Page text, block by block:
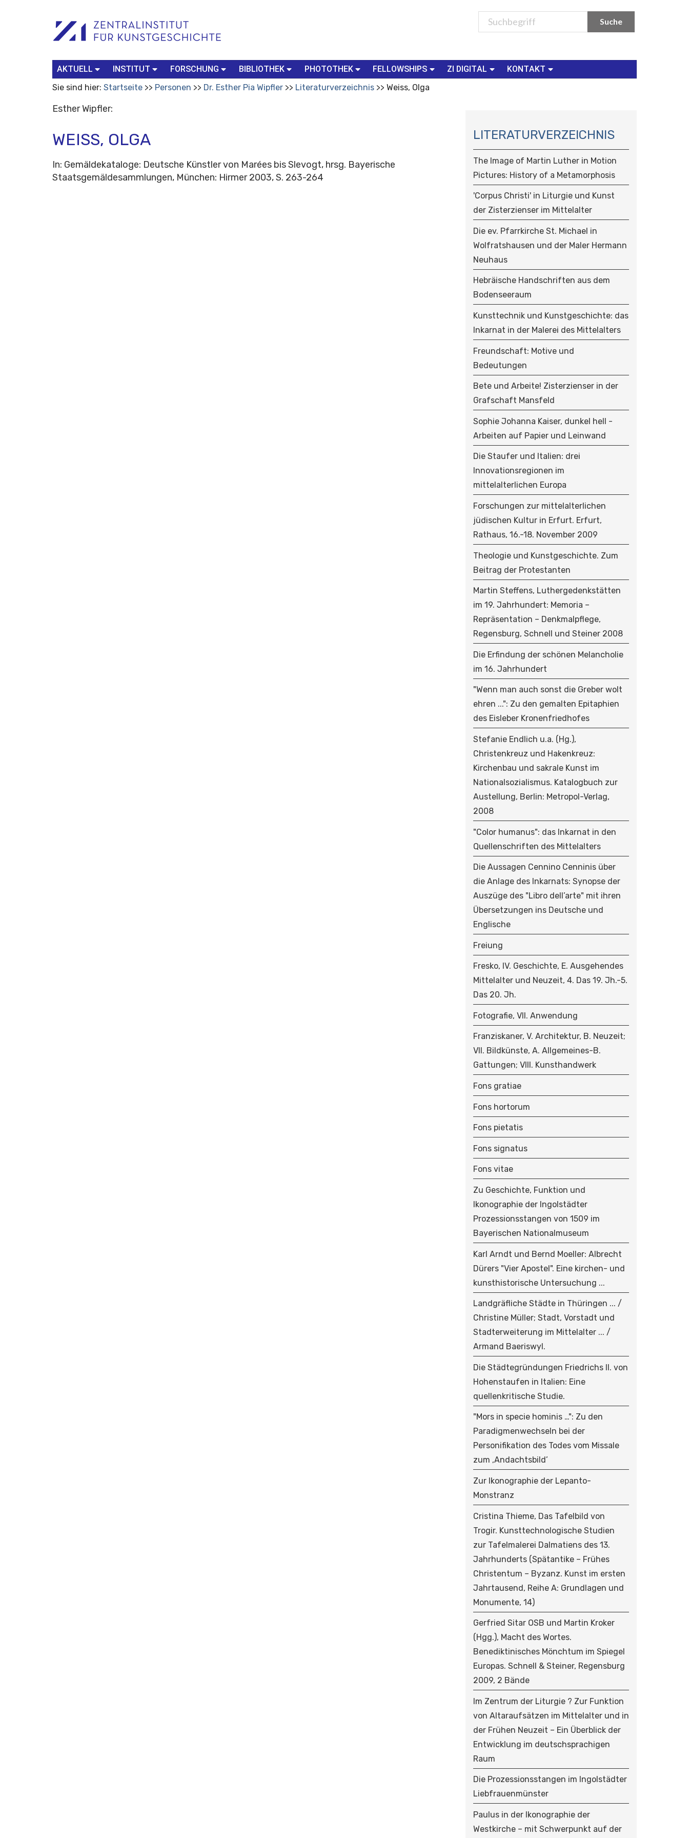
Werkzeuge
Search…
AKTUELL INSTITUT FORSCHUNG BIBLIOTHEK PHOTOTHEK FELLOWSHIPS ZI DIGITAL
KONTAKT
Sie sind hier: Startseite Personen Dr. Esther Pia Wipfler Literaturverzeichnis Weiss, Olga
Esther Wipfler:
WEISS, OLGA
In: Gemäldekataloge: Deutsche Künstler von Marées bis Slevogt, hrsg. Bayerische
Staatsgemäldesammlungen, München: Hirmer 2003, S. 263-264
A
V
I
G
A
T
I
O
N
LITERATURVERZEICHNIS
The Image of Martin Luther in Motion
Pictures: History of a Metamorphosis
'Corpus Christi' in Liturgie und Kunst
der Zisterzienser im Mittelalter
Die ev. Pfarrkirche St. Michael in
Wolfratshausen und der Maler Hermann
Neuhaus
Hebräische Handschriften aus dem
Bodenseeraum
Kunsttechnik und Kunstgeschichte: das
Inkarnat in der Malerei des Mittelalters
Freundschaft: Motive und
Bedeutungen
Bete und Arbeite! Zisterzienser in der
Grafschaft Mansfeld
Sophie Johanna Kaiser, dunkel hell -
Arbeiten auf Papier und Leinwand
Die Staufer und Italien: drei
Innovationsregionen im
mittelalterlichen Europa
Forschungen zur mittelalterlichen
jüdischen Kultur in Erfurt. Erfurt,
Rathaus, 16.-18. November 2009
Theologie und Kunstgeschichte. Zum
Beitrag der Protestanten
Martin Steffens, Luthergedenkstätten
im 19. Jahrhundert: Memoria –
Repräsentation – Denkmalpflege,
Regensburg, Schnell und Steiner 2008
Die Erfindung der schönen Melancholie
im 16. Jahrhundert
"Wenn man auch sonst die Greber wolt
ehren ...": Zu den gemalten Epitaphien
des Eisleber Kronenfriedhofes
Stefanie Endlich u.a. (Hg.),
Christenkreuz und Hakenkreuz:
Kirchenbau und sakrale Kunst im
Nationalsozialismus. Katalogbuch zur
Austellung, Berlin: Metropol-Verlag,
2008
"Color humanus": das Inkarnat in den
Quellenschriften des Mittelalters
Die Aussagen Cennino Cenninis über
die Anlage des Inkarnats: Synopse der
Auszüge des "Libro dell’arte" mit ihren
Übersetzungen ins Deutsche und
Englische
Freiung
Fresko, IV. Geschichte, E. Ausgehendes
Mittelalter und Neuzeit, 4. Das 19. Jh.-5.
Das 20. Jh.
Fotografie, VII. Anwendung
Franziskaner, V. Architektur, B. Neuzeit;
VII. Bildkünste, A. Allgemeines-B.
Gattungen; VIII. Kunsthandwerk
Fons gratiae
Fons hortorum
Fons pietatis
Fons signatus
Fons vitae
Zu Geschichte, Funktion und
Ikonographie der Ingolstädter
Prozessionsstangen von 1509 im
Bayerischen Nationalmuseum
Karl Arndt und Bernd Moeller: Albrecht
Dürers "Vier Apostel". Eine kirchen- und
kunsthistorische Untersuchung ...
Landgräfliche Städte in Thüringen ... /
Christine Müller; Stadt, Vorstadt und
Stadterweiterung im Mittelalter ... /
Armand Baeriswyl.
Die Städtegründungen Friedrichs II. von
Hohenstaufen in Italien: Eine
quellenkritische Studie.
"Mors in specie hominis …": Zu den
Paradigmenwechseln bei der
Personifikation des Todes vom Missale
zum ‚Andachtsbild’
Zur Ikonographie der Lepanto-
Monstranz
Cristina Thieme, Das Tafelbild von
Trogir. Kunsttechnologische Studien
zur Tafelmalerei Dalmatiens des 13.
Jahrhunderts (Spätantike – Frühes
Christentum – Byzanz. Kunst im ersten
Jahrtausend, Reihe A: Grundlagen und
Monumente, 14)
Gerfried Sitar OSB und Martin Kroker
(Hgg.), Macht des Wortes.
Benediktinisches Mönchtum im Spiegel
Europas. Schnell & Steiner, Regensburg
2009, 2 Bände
Im Zentrum der Liturgie ? Zur Funktion
von Altaraufsätzen im Mittelalter und in
der Frühen Neuzeit – Ein Überblick der
Entwicklung im deutschsprachigen
Raum
Die Prozessionsstangen im Ingolstädter
Liebfrauenmünster
Paulus in der Ikonographie der
Westkirche – mit Schwerpunkt auf der